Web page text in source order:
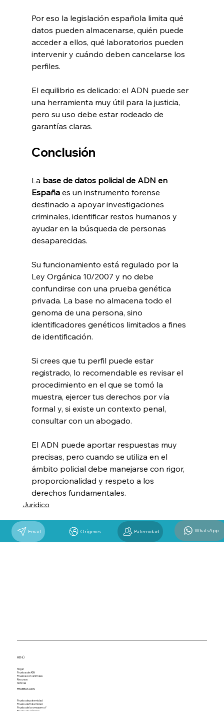
Por eso la legislación española limita qué
datos pueden almacenarse, quién puede
acceder a ellos, qué laboratorios pueden
intervenir y cuándo deben cancelarse los
perfiles.
El equilibrio es delicado: el ADN puede ser
una herramienta muy útil para la justicia,
pero su uso debe estar rodeado de
garantías claras.
Conclusión
La base de datos policial de ADN en
España es un instrumento forense
destinado a apoyar investigaciones
criminales, identificar restos humanos y
ayudar en la búsqueda de personas
desaparecidas.
Su funcionamiento está regulado por la
Ley Orgánica 10/2007 y no debe
confundirse con una prueba genética
privada. La base no almacena todo el
genoma de una persona, sino
identificadores genéticos limitados a fines
de identificación.
Si crees que tu perfil puede estar
registrado, lo recomendable es revisar el
procedimiento en el que se tomó la
muestra, ejercer tus derechos por vía
formal y, si existe un contexto penal,
consultar con un abogado.
El ADN puede aportar respuestas muy
precisas, pero cuando se utiliza en el
ámbito policial debe manejarse con rigor,
proporcionalidad y respeto a los
derechos fundamentales.
Juridico
Email Orígenes Paternidad WhatsApp
MENÚ
Hogar
Pruebas de ADN
Pruebas con animales
Recursos
Noticias
PRUEBAS ADN
Prueba de paternidad
Prueba de fraternidad
Prueba del cromosoma Y